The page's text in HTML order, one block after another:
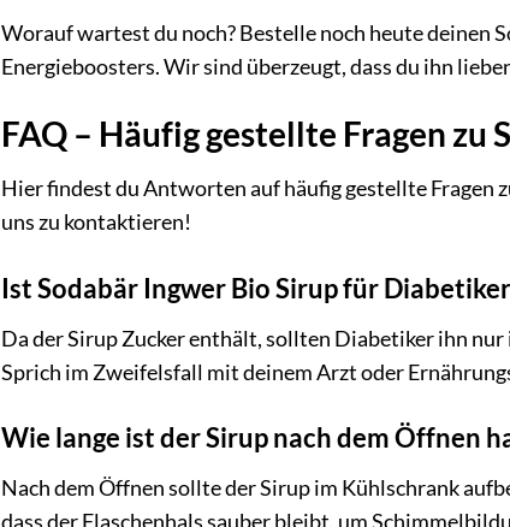
Worauf wartest du noch? Bestelle noch heute deinen
Energieboosters. Wir sind überzeugt, dass du ihn
FAQ – Häufig gestellte Fragen zu
Hier findest du Antworten auf häufig gestellte Fragen
uns zu kontaktieren!
Ist Sodabär Ingwer Bio Sirup für
Da der Sirup Zucker enthält, sollten Diabetiker ihn
Sprich im Zweifelsfall mit deinem Arzt oder
Wie lange ist der Sirup nach dem Öffnen
Nach dem Öffnen sollte der Sirup im Kühlschrank